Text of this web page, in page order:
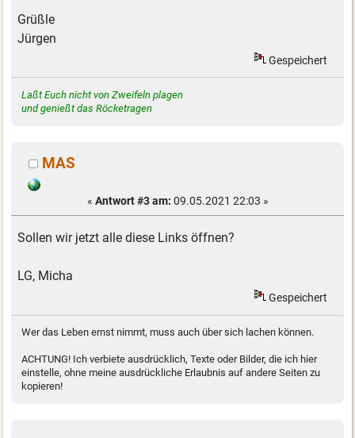
Grüßle
Jürgen
Gespeichert
Laßt Euch nicht von Zweifeln plagen
und genießt das Röcketragen
MAS
« Antwort #3 am: 09.05.2021 22:03 »
Sollen wir jetzt alle diese Links öffnen?
LG, Micha
Gespeichert
Wer das Leben ernst nimmt, muss auch über sich lachen können.
ACHTUNG! Ich verbiete ausdrücklich, Texte oder Bilder, die ich hier
einstelle, ohne meine ausdrückliche Erlaubnis auf andere Seiten zu
kopieren!